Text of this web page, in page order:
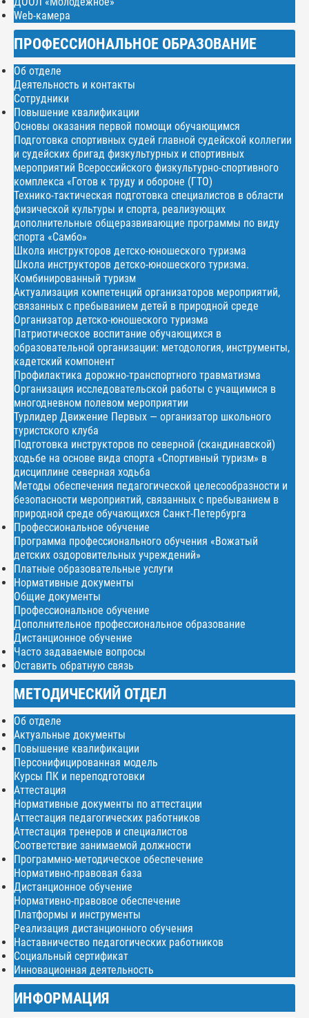
Web-камера
ПРОФЕССИОНАЛЬНОЕ ОБРАЗОВАНИЕ
Об отделе
Деятельность и контакты
Сотрудники
Повышение квалификации
Основы оказания первой помощи обучающимся
Подготовка спортивных судей главной судейской коллегии
и судейских бригад физкультурных и спортивных
мероприятий Всероссийского физкультурно-спортивного
комплекса «Готов к труду и обороне (ГТО)
Технико-тактическая подготовка специалистов в области
физической культуры и спорта, реализующих
дополнительные общеразвивающие программы по виду
спорта «Самбо»
Школа инструкторов детско-юношеского туризма
Школа инструкторов детско-юношеского туризма.
Комбинированный туризм
Актуализация компетенций организаторов мероприятий,
связанных с пребыванием детей в природной среде
Организатор детско-юношеского туризма
Патриотическое воспитание обучающихся в
образовательной организации: методология, инструменты,
кадетский компонент
Профилактика дорожно-транспортного травматизма
Организация исследовательской работы с учащимися в
многодневном полевом мероприятии
Турлидер Движение Первых — организатор школьного
туристского клуба
Подготовка инструкторов по северной (скандинавской)
ходьбе на основе вида спорта «Спортивный туризм» в
дисциплине северная ходьба
Методы обеспечения педагогической целесообразности и
безопасности мероприятий, связанных с пребыванием в
природной среде обучающихся Санкт-Петербурга
Профессиональное обучение
Программа профессионального обучения «Вожатый
детских оздоровительных учреждений»
Платные образовательные услуги
Нормативные документы
Общие документы
Профессиональное обучение
Дополнительное профессиональное образование
Дистанционное обучение
Часто задаваемые вопросы
Оставить обратную связь
МЕТОДИЧЕСКИЙ ОТДЕЛ
Об отделе
Актуальные документы
Повышение квалификации
Персонифицированная модель
Курсы ПК и переподготовки
Аттестация
Нормативные документы по аттестации
Аттестация педагогических работников
Аттестация тренеров и специалистов
Соответствие занимаемой должности
Программно-методическое обеспечение
Нормативно-правовая база
Дистанционное обучение
Нормативно-правовое обеспечение
Платформы и инструменты
Реализация дистанционного обучения
Наставничество педагогических работников
Социальный сертификат
Инновационная деятельность
ИНФОРМАЦИЯ